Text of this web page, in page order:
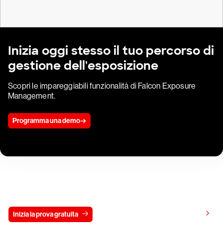
Inizia oggi stesso il tuo percorso di
gestione dell'esposizione
Scopri le impareggiabili funzionalità di Falcon Exposure
Management.
Programma una demo
Inizia la prova gratuita